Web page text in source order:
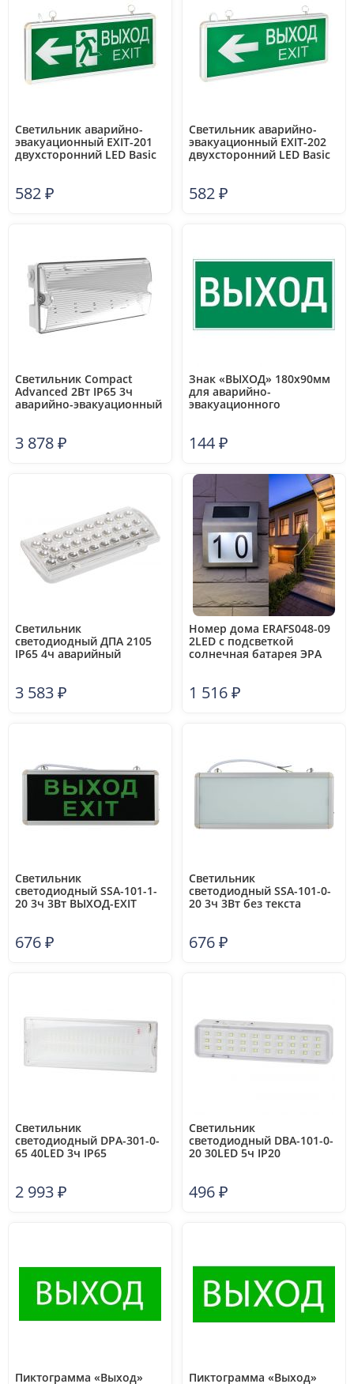
Светильник аварийно-
эвакуационный EXIT-201
двухсторонний LED Basic
582₽
Светильник аварийно-
эвакуационный EXIT-202
двухсторонний LED Basic
582₽
Светильник Compact
Advanced 2Вт IP65 3ч
аварийно-эвакуационный
3 878₽
Знак «ВЫХОД» 180х90мм
для аварийно-
эвакуационного
60.004.003
144₽
Светильник
светодиодный ДПА 2105
IP65 4ч аварийный
3 583₽
Номер дома ERAFS048-09
2LED с подсветкой
солнечная батарея ЭРА
1 516₽
Светильник
светодиодный SSA-101-1-
20 3ч 3Вт ВЫХОД-EXIT
676₽
Светильник
светодиодный SSA-101-0-
20 3ч 3Вт без текста
676₽
Светильник
светодиодный DPA-301-0-
65 40LED 3ч IP65
2 993₽
Светильник
светодиодный DBA-101-0-
20 30LED 5ч IP20
496₽
Пиктограмма «Выход»
Пиктограмма «Выход»